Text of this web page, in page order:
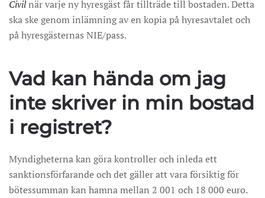
Civilnär varje ny hyresgäst får tillträde till bostaden. Detta
ska ske genom inlämning av en kopia på hyresavtalet och
på hyresgästernas NIE/pass.
Vad kan hända om jag
inte skriver in min bostad
i registret?
Myndigheterna kan göra kontroller och inleda ett
sanktionsförfarande och det gäller att vara försiktig för
bötessumman kan hamna mellan 2 001 och 18 000 euro.